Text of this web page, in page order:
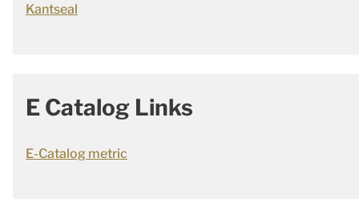
Kantseal
E Catalog Links
E-Catalog metric